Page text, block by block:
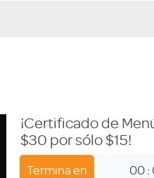
¡Certificado de
$30 por sólo $15!
Termina en 00: